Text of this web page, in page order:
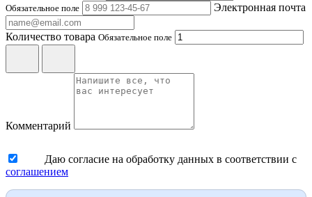
Обязательное поле Электронная почта
Количество товара Обязательное поле
Комментарий
Даю согласие на обработку данных в соответствии с
соглашением